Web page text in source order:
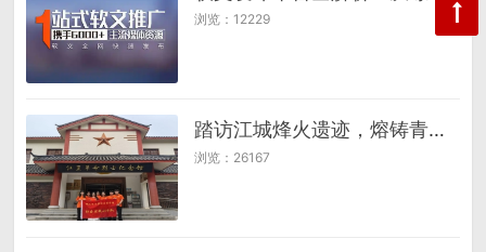
浏览：12229
踏访江城烽火遗迹，熔铸青春使命之魂
浏览：26167